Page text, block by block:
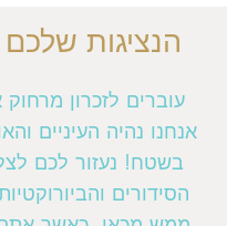
הנציגות
עוברים לזכרון
אנחנו נהיה העיניים
בשטח! נעזור לכם
הסידורים